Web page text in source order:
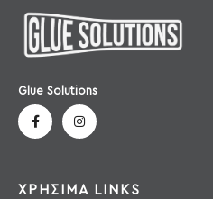
Glue Solutions
ΧΡΗΣΙΜΑ LINKS